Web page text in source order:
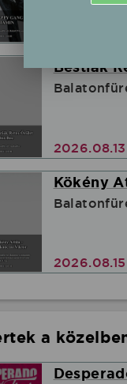
Bestiák
Kökény
a